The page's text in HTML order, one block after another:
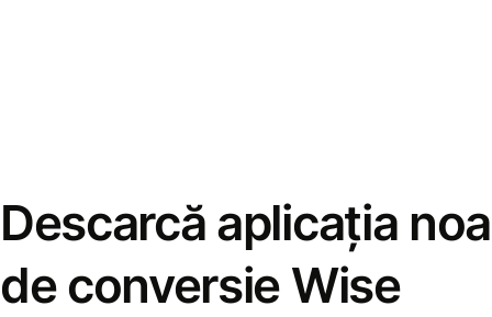
Descarcă aplicația
de conversie Wise